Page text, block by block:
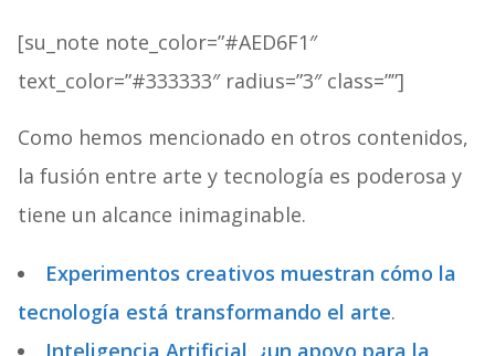
[su_note note_color=”#AED6F1″
text_color=”#333333″ radius=”3″ class=””]
Como hemos mencionado en otros contenidos,
la fusión entre arte y tecnología es poderosa y
tiene un alcance inimaginable.
Experimentos creativos muestran cómo la
tecnología está transformando el arte.